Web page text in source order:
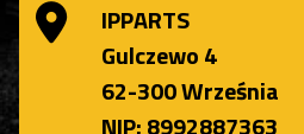
IPPARTS
Gulczewo 4
62-300 Września